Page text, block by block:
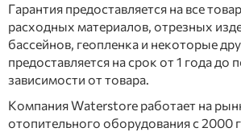
Гарантия предоставляется на все
расходных материалов, отрезных
бассейнов, геопленка и некоторые
предоставляется на срок от 1 года до
зависимости от товара.
Компания Waterstore работает на
отопительного оборудования с 2000